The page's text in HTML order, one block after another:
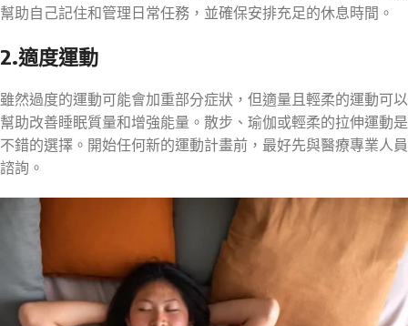
幫助自己記住和管理日常任務，並確保安排充足的休息時間。
2.適度運動
雖然過度的運動可能會加重部分症狀，但適量且輕柔的運動可以
幫助改善睡眠質量和增強能量。散步、瑜伽或輕柔的拉伸運動是
不錯的選擇。開始任何新的運動計畫前，最好先與醫療專業人員
諮詢。